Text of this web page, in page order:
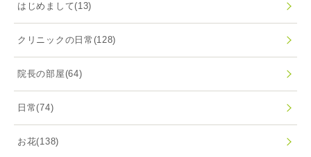
はじめまして(13)
クリニックの日常(128)
院長の部屋(64)
日常(74)
お花(138)